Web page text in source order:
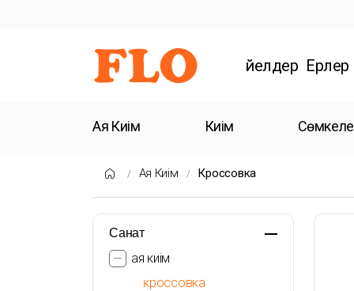
Әйелдер Ерлер
Аяқ Киім Киім
Аяқ Киім Кроссовка
Санат
аяқ киім
кроссовка